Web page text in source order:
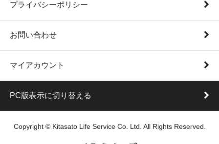
プライバシーポリシー
お問い合わせ
マイアカウント
PC版表示に切り替える
Copyright © Kitasato Life Service Co. Ltd. All Rights Reserved.